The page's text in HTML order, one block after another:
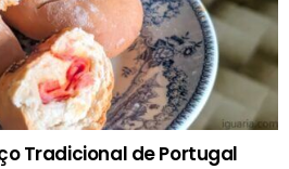
Tradicional de Portugal